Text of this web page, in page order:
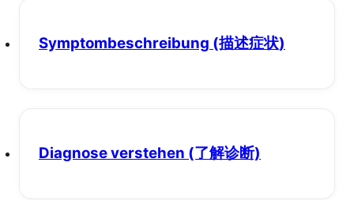
Symptombeschreibung (描述症状)
Diagnose verstehen (了解诊断)